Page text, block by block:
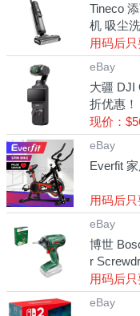
Tineco
机 吸尘
用码后只
eBay
大疆 DJI
折优惠！
现价：
eBay
Everfit
用码后只
eBay
博世
r
用码后只
eBay